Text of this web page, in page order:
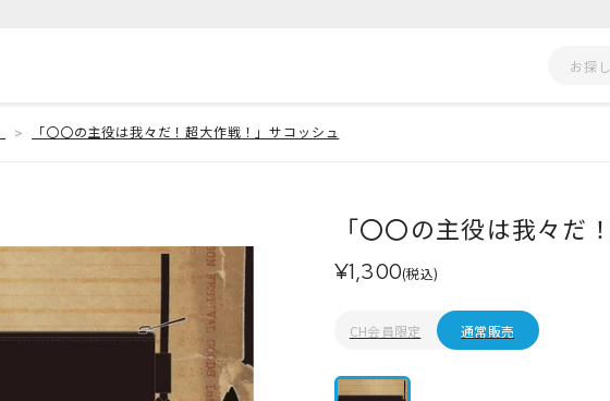
「〇〇の主役は我々だ！超大作戦！」サコッシュ
「〇〇の主役は我々だ
¥1,300(税込)
CH会員限定 通常販売